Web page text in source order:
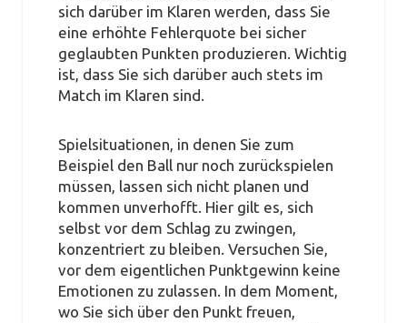
sich darüber im Klaren werden, dass Sie
eine erhöhte Fehlerquote bei sicher
geglaubten Punkten produzieren. Wichtig
ist, dass Sie sich darüber auch stets im
Match im Klaren sind.
Spielsituationen, in denen Sie zum
Beispiel den Ball nur noch zurückspielen
müssen, lassen sich nicht planen und
kommen unverhofft. Hier gilt es, sich
selbst vor dem Schlag zu zwingen,
konzentriert zu bleiben. Versuchen Sie,
vor dem eigentlichen Punktgewinn keine
Emotionen zu zulassen. In dem Moment,
wo Sie sich über den Punkt freuen,